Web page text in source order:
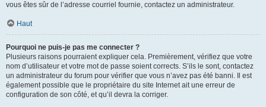
vous êtes sûr de l’adresse courriel fournie, contactez un administrateur.
Haut
Pourquoi ne puis-je pas me connecter ?
Plusieurs raisons pourraient expliquer cela. Premièrement, vérifiez que votre
nom d’utilisateur et votre mot de passe soient corrects. S’ils le sont, contactez
un administrateur du forum pour vérifier que vous n’avez pas été banni. Il est
également possible que le propriétaire du site Internet ait une erreur de
configuration de son côté, et qu’il devra la corriger.